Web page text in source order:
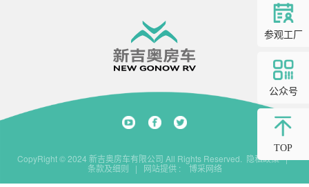
参观工厂
公众号
TOP
CopyRight © 2024 新吉奥房车有限公司 All Rights Reserved. 隐私政策 |
条款及细则
| 网站提供 : 博采网络